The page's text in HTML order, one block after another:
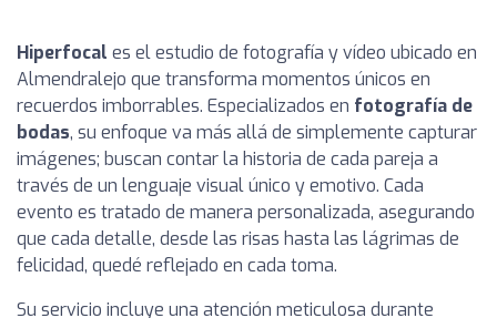
Hiperfocal es el estudio de fotografía y vídeo ubicado en
Almendralejo que transforma momentos únicos en
recuerdos imborrables. Especializados en fotografía de
bodas, su enfoque va más allá de simplemente capturar
imágenes; buscan contar la historia de cada pareja a
través de un lenguaje visual único y emotivo. Cada
evento es tratado de manera personalizada, asegurando
que cada detalle, desde las risas hasta las lágrimas de
felicidad, quedé reflejado en cada toma.
Su servicio incluye una atención meticulosa durante